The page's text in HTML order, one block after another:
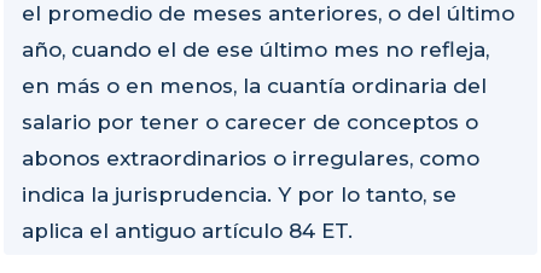
el promedio de meses anteriores, o del último
año, cuando el de ese último mes no refleja,
en más o en menos, la cuantía ordinaria del
salario por tener o carecer de conceptos o
abonos extraordinarios o irregulares, como
indica la jurisprudencia. Y por lo tanto, se
aplica el antiguo artículo 84 ET.